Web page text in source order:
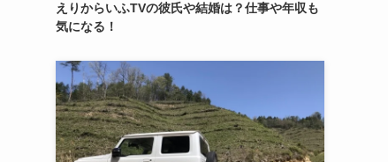
えりからいふTVの彼氏や結婚は？仕事や年収も
気になる！